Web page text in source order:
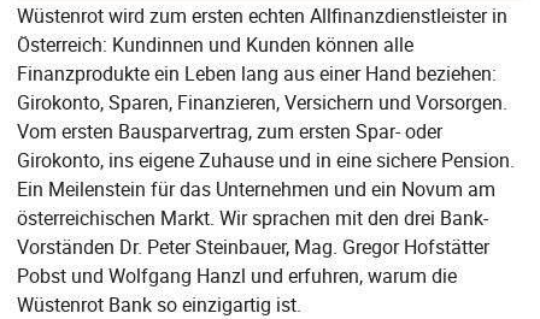
Wüstenrot wird zum ersten echten Allfinanzdienstleister in
Österreich: Kundinnen und Kunden können alle
Finanzprodukte ein Leben lang aus einer Hand beziehen:
Girokonto, Sparen, Finanzieren, Versichern und Vorsorgen.
Vom ersten Bausparvertrag, zum ersten Spar- oder
Girokonto, ins eigene Zuhause und in eine sichere Pension.
Ein Meilenstein für das Unternehmen und ein Novum am
österreichischen Markt. Wir sprachen mit den drei Bank-
Vorständen Dr. Peter Steinbauer, Mag. Gregor Hofstätter
Pobst und Wolfgang Hanzl und erfuhren, warum die
Wüstenrot Bank so einzigartig ist.